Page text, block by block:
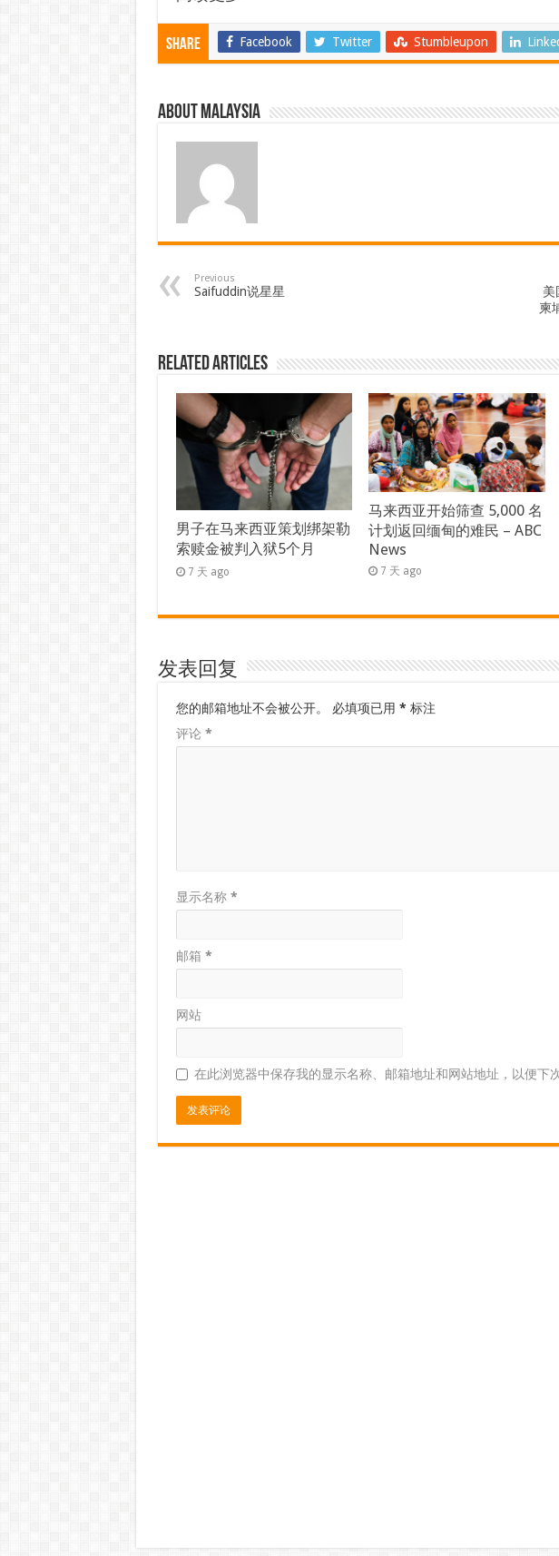
Share Facebook Twitter Stumbleupon
About Malaysia
Previous
Saifuddin说星星
美
柬
Related Articles
男子在马来西亚策划绑架勒
索赎金被判入狱5个月
7 天 ago
马来西亚开始筛查 5,000 名
计划返回缅甸的难民 – ABC
News
7 天 ago
发表回复
您的邮箱地址不会被公开。 必填项已用 * 标注
评论 *
显示名称 *
邮箱 *
网站
在此浏览器中保存我的显示名称、邮箱地址和网站地址，以便下